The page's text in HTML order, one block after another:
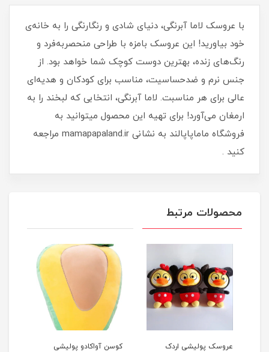
با عروسک لاما آبرنگی، دنیای شادی و رنگارنگی را به خانه‌ی
خود بیاورید! این عروسک بامزه با طراحی منحصربه‌فرد و
رنگ‌های زنده، بهترین دوست کوچک شما خواهد بود. از
جنس نرم و ضدحساسیت، مناسب برای کودکان و هدیه‌ای
عالی برای هر مناسبت. لاما آبرنگی، انتخابی که لبخند را به
ارمغان می‌آورد! برای تهیه این محصول میتوانید به
فروشگاه ماماپاپالند به نشانی mamapapaland.ir مراجعه
کنید .
محصولات مرتبط
عروسک پولیشی اردک
کوسن آواکادو پولیشی